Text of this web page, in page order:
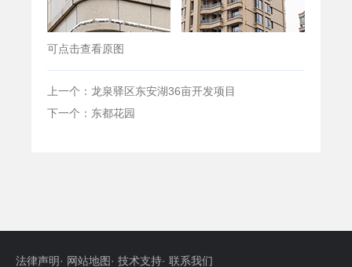
可点击查看原图
上一个：龙泉驿区东安湖36亩开发项目
下一个：东都花园
法律声明· 网站地图· 技术支持· 联系我们